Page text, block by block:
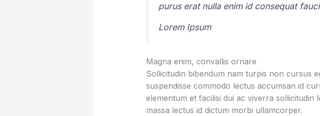
purus erat nulla enim id consequat
Lorem Ipsum
Magna enim, convallis ornare
Sollicitudin bibendum nam turpis non cursus
suspendisse commodo lectus accumsan id
elementum et facilisi dui ac viverra sollicitudin
massa lectus id dictum morbi ullamcorper.